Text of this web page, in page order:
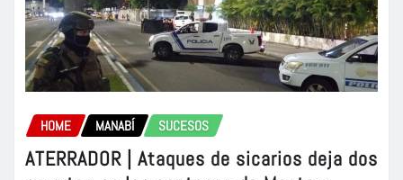
HOME MANABÍ SUCESOS
ATERRADOR | Ataques de sicarios deja dos